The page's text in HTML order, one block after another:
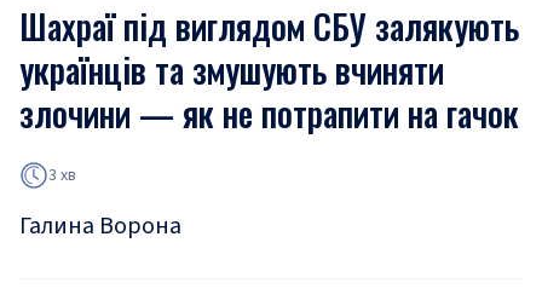
Шахраї під виглядом СБУ залякують
українців та змушують вчиняти
злочини — як не потрапити на гачок
3 хв
Галина Ворона